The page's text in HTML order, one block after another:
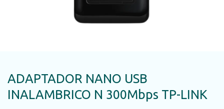
ADAPTADOR NANO USB
INALAMBRICO N 300Mbps TP-LINK